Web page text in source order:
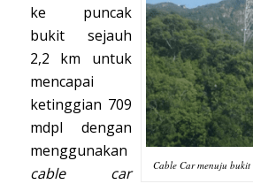
Cable Car menuju
ke puncak
bukit sejauh
2,2 km untuk
mencapai
ketinggian 709
mdpl dengan
menggunakan
cable car